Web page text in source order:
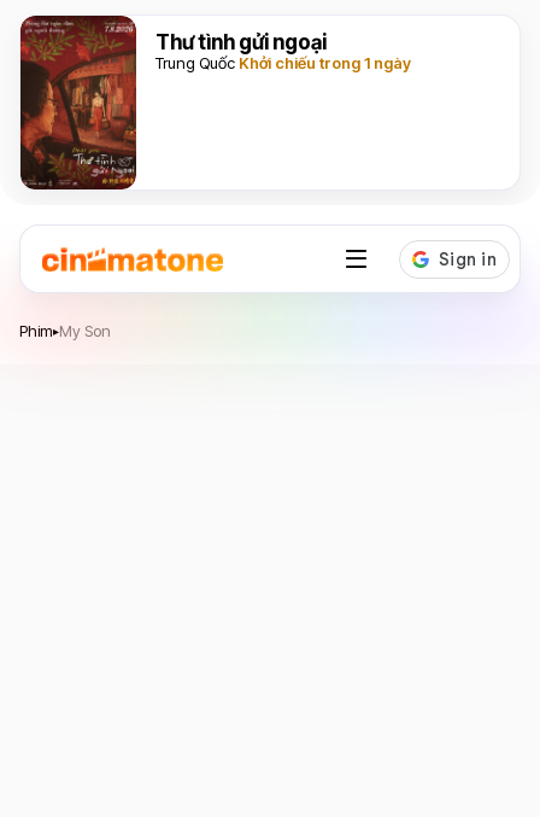
Thư tình gửi ngoại
Trung Quốc Khởi chiếu trong 1 ngày
Phim▸My Son